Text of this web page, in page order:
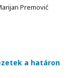
Premović
a határon